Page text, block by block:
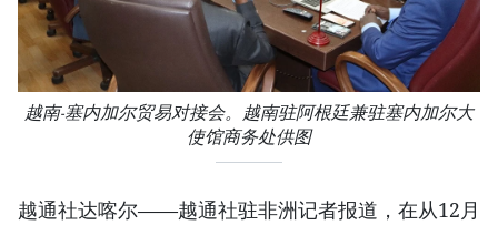
越南-塞内加尔贸易对接会。越南驻阿根廷兼驻塞内加尔大
使馆商务处供图
越通社达喀尔——越通社驻非洲记者报道，在从12月